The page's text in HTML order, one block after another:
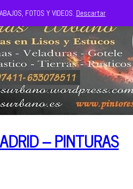
– PINTURAS
FOTOS Y VIDEOS. Descartar